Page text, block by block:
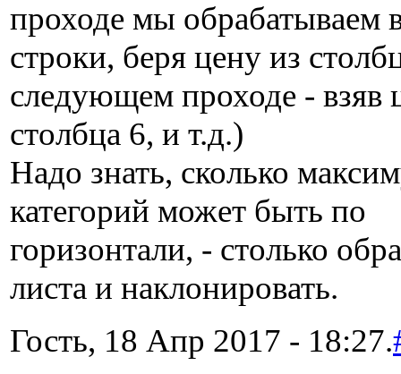
проходе мы обрабатываем
строки, беря цену из
следующем проходе - взяв
столбца 6, и т.д.)
Надо знать, сколько
категорий может быть по
горизонтали, - столько
листа и наклонировать.
Гость, 18 Апр 2017 - 18:27.